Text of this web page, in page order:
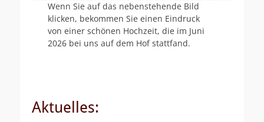
Wenn Sie auf das nebenstehende Bild
klicken, bekommen Sie einen Eindruck
von einer schönen Hochzeit, die im Juni
2026 bei uns auf dem Hof stattfand.
Aktuelles: